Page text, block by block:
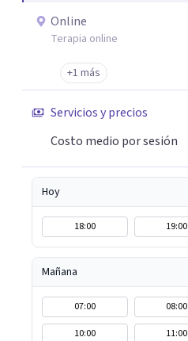
Online
Terapia online
+1 más
Servicios y precios
Costo medio por sesión
Hoy
18:00 19:00
Mañana
07:00 08:00
10:00
11:00